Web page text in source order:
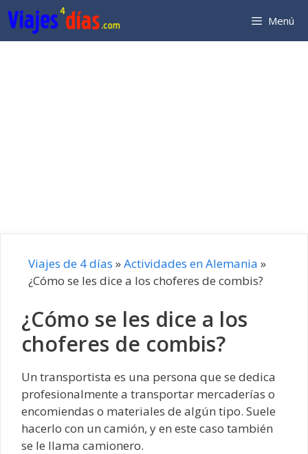
Saltar
al
contenido
Menú
Viajes de 4 días »Actividades en Alemania »
¿Cómo se les dice a los choferes de combis?
¿Cómo se les dice a los
choferes de combis?
Un transportista​ es una persona que se dedica
profesionalmente a transportar mercaderías o
encomiendas o materiales de algún tipo. Suele
hacerlo con un camión, y en este caso también
se le llama camionero.